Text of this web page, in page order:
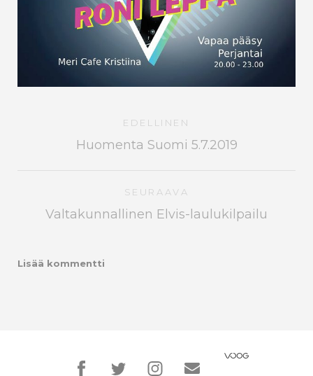
EDELLINEN
Huomenta Suomi 5.7.2019
SEURAAVA
Valtakunnallinen Elvis-laulukilpailu
Lisää kommentti